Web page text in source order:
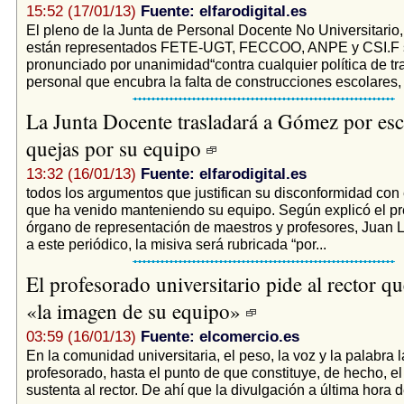
15:52 (17/01/13) Fuente: elfarodigital.es
El pleno de la Junta de Personal Docente No
están representados FETE-UGT, FECCOO, ANPE y CSI.F
pronunciado por unanimidad“contra cualquier política de
personal que encubra la falta de construcciones escolares,
La Junta Docente trasladará a Gómez por
quejas por su equipo
13:32 (16/01/13) Fuente: elfarodigital.es
todos los argumentos que justifican su disconformidad con
que ha venido manteniendo su equipo. Según explicó el
órgano de representación de maestros y profesores, Juan
a este periódico, la misiva será rubricada “por...
El profesorado universitario pide al rector
«la imagen de su equipo»
03:59 (16/01/13) Fuente: elcomercio.es
En la comunidad universitaria, el peso, la voz y la palabra
profesorado, hasta el punto de que constituye, de hecho,
sustenta al rector. De ahí que la divulgación a última hora